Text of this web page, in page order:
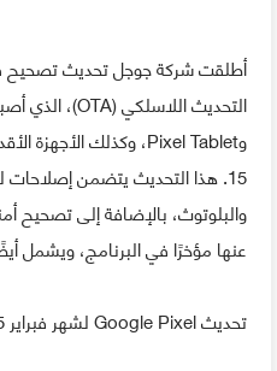
15. هذا التحديث يتضمن
والبلوتوث، بالإضافة إلى تصحيح
عنها مؤخرًا في البرنامج، ويشمل
تحديث Google Pixel لشهر فبراير 2025